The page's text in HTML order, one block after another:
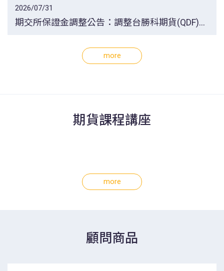
2026/07/31
期交所保證金調整公告：調整台勝科期貨(QDF)所
more
期貨課程講座
more
顧問商品